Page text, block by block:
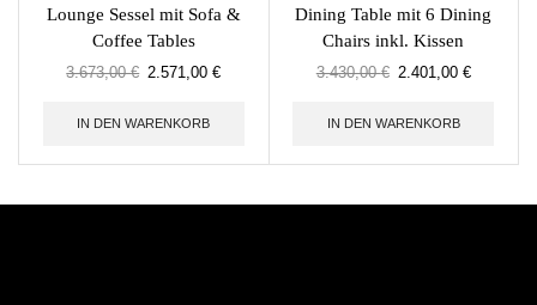
Lounge Sessel mit Sofa &
Coffee Tables
3.673,00€ 2.571,00€
IN DEN WARENKORB
Dining Table mit 6 Dining
Chairs inkl. Kissen
3.430,00€ 2.401,00 €
IN DEN WARENKORB